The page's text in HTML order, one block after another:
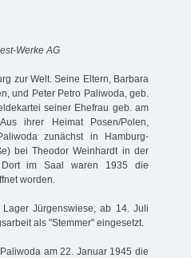
Werke AG
zur Welt. Seine Eltern, Barbara
und Peter Petro Paliwoda, geb.
seiner Ehefrau geb. am
ihrer Heimat Posen/Polen,
zunächst in Hamburg-
bei Theodor Weinhardt in der
Dort im Saal waren 1935 die
worden.
Jürgenswiese, ab 14. Juli
als "Stemmer" eingesetzt.
am 22. Januar 1945 die